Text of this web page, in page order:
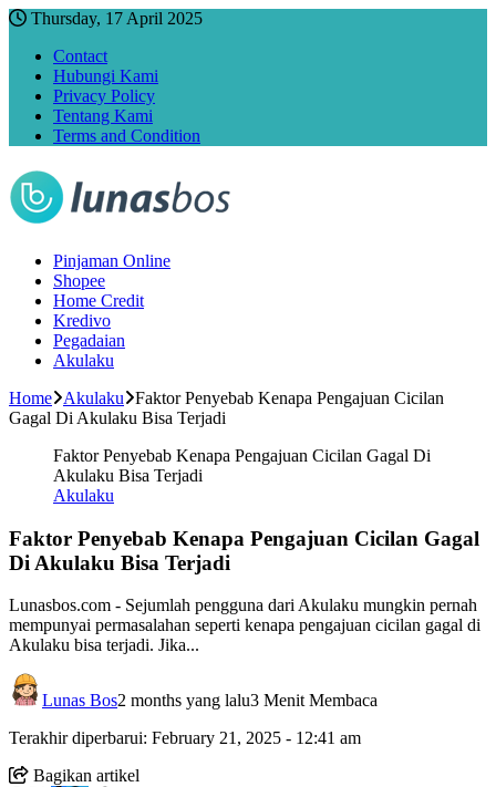
Thursday, 17 April 2025
Contact
Hubungi Kami
Privacy Policy
Tentang Kami
Terms and Condition
Pinjaman Online
Shopee
Home Credit
Kredivo
Pegadaian
Akulaku
Home
Akulaku
Faktor Penyebab Kenapa Pengajuan Cicilan
Gagal Di Akulaku Bisa Terjadi
Faktor Penyebab Kenapa Pengajuan Cicilan Gagal Di
Akulaku Bisa Terjadi
Akulaku
Faktor Penyebab Kenapa Pengajuan Cicilan Gagal
Di Akulaku Bisa Terjadi
Lunasbos.com - Sejumlah pengguna dari Akulaku mungkin pernah
mempunyai permasalahan seperti kenapa pengajuan cicilan gagal di
Akulaku bisa terjadi. Jika...
Lunas Bos2 months yang lalu3 Menit Membaca
Terakhir diperbarui: February 21, 2025 - 12:41 am
Bagikan artikel